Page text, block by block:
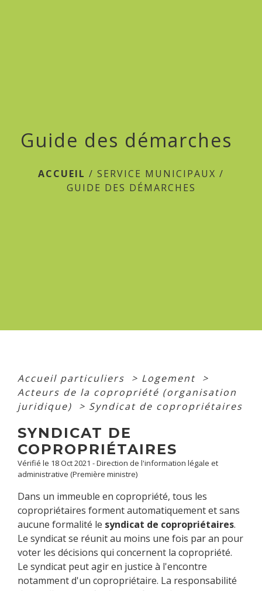
Guide des démarches
ACCUEIL / SERVICE MUNICIPAUX /
GUIDE DES DÉMARCHES
Accueil particuliers > Logement >
Acteurs de la copropriété (organisation
juridique)
> Syndicat de copropriétaires
SYNDICAT DE
COPROPRIÉTAIRES
Vérifié le 18 Oct 2021 - Direction de l'information légale et
administrative (Première ministre)
Dans un immeuble en copropriété, tous les
copropriétaires forment automatiquement et sans
aucune formalité le syndicat de copropriétaires.
Le syndicat se réunit au moins une fois par an pour
voter les décisions qui concernent la copropriété.
Le syndicat peut agir en justice à l'encontre
notamment d'un copropriétaire. La responsabilité